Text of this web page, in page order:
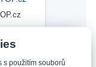
s použitím souborů